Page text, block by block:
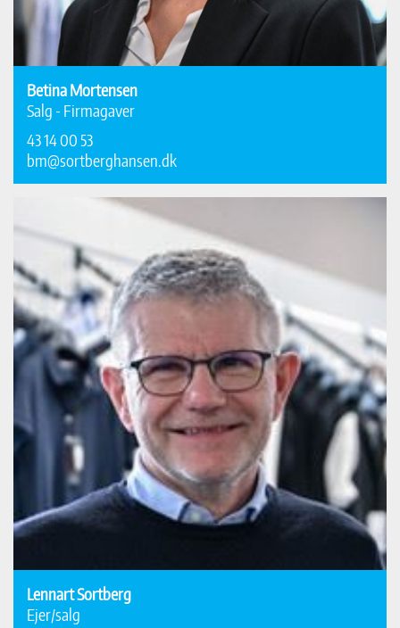
Betina Mortensen
Salg - Firmagaver
43 14 00 53
bm@sortberghansen.dk
Lennart Sortberg
Ejer/salg